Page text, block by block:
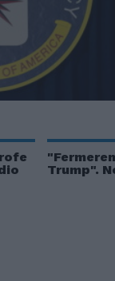
Trump".